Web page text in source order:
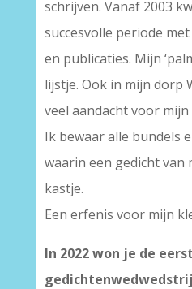
schrijven. Vanaf 2003
succesvolle periode
en publicaties. Mijn
lijstje. Ook in mijn dorp
veel aandacht voor mijn
Ik bewaar alle bundels
waarin een gedicht van
kastje.
Een erfenis voor mijn
In 2022 won je de